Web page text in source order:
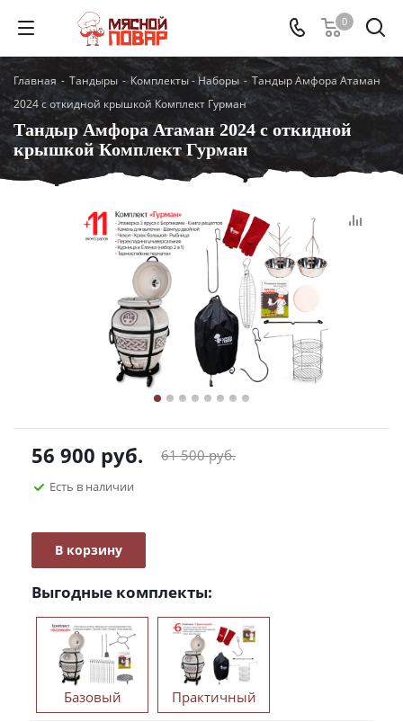
0
Главная - Тандыры - Комплекты - Наборы - Тандыр Амфора Атаман
2024 с откидной крышкой Комплект Гурман
Тандыр Амфора Атаман 2024 с откидной
крышкой Комплект Гурман
56 900 руб. 61 500руб.
Есть в наличии
В корзину
Выгодные комплекты:
Базовый Практичный